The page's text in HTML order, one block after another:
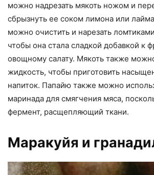
можно надрезать мякоть ножом и
сбрызнуть ее соком лимона или
можно очистить и нарезать
чтобы она стала сладкой добавкой к
овощному салату. Мякоть также
жидкость, чтобы приготовить
напиток. Папайю также можно
маринада для смягчения мяса,
фермент, расщепляющий ткани.
Маракуйя и